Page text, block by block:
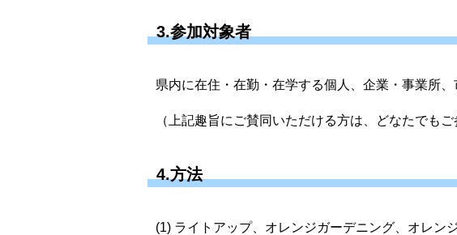
3.参加対象者
県内に在住・在勤・在学する個人、企業・事業所
（上記趣旨にご賛同いただける方は、どなたでもご
4.方法
(1) ライトアップ、オレンジガーデニング、オレン